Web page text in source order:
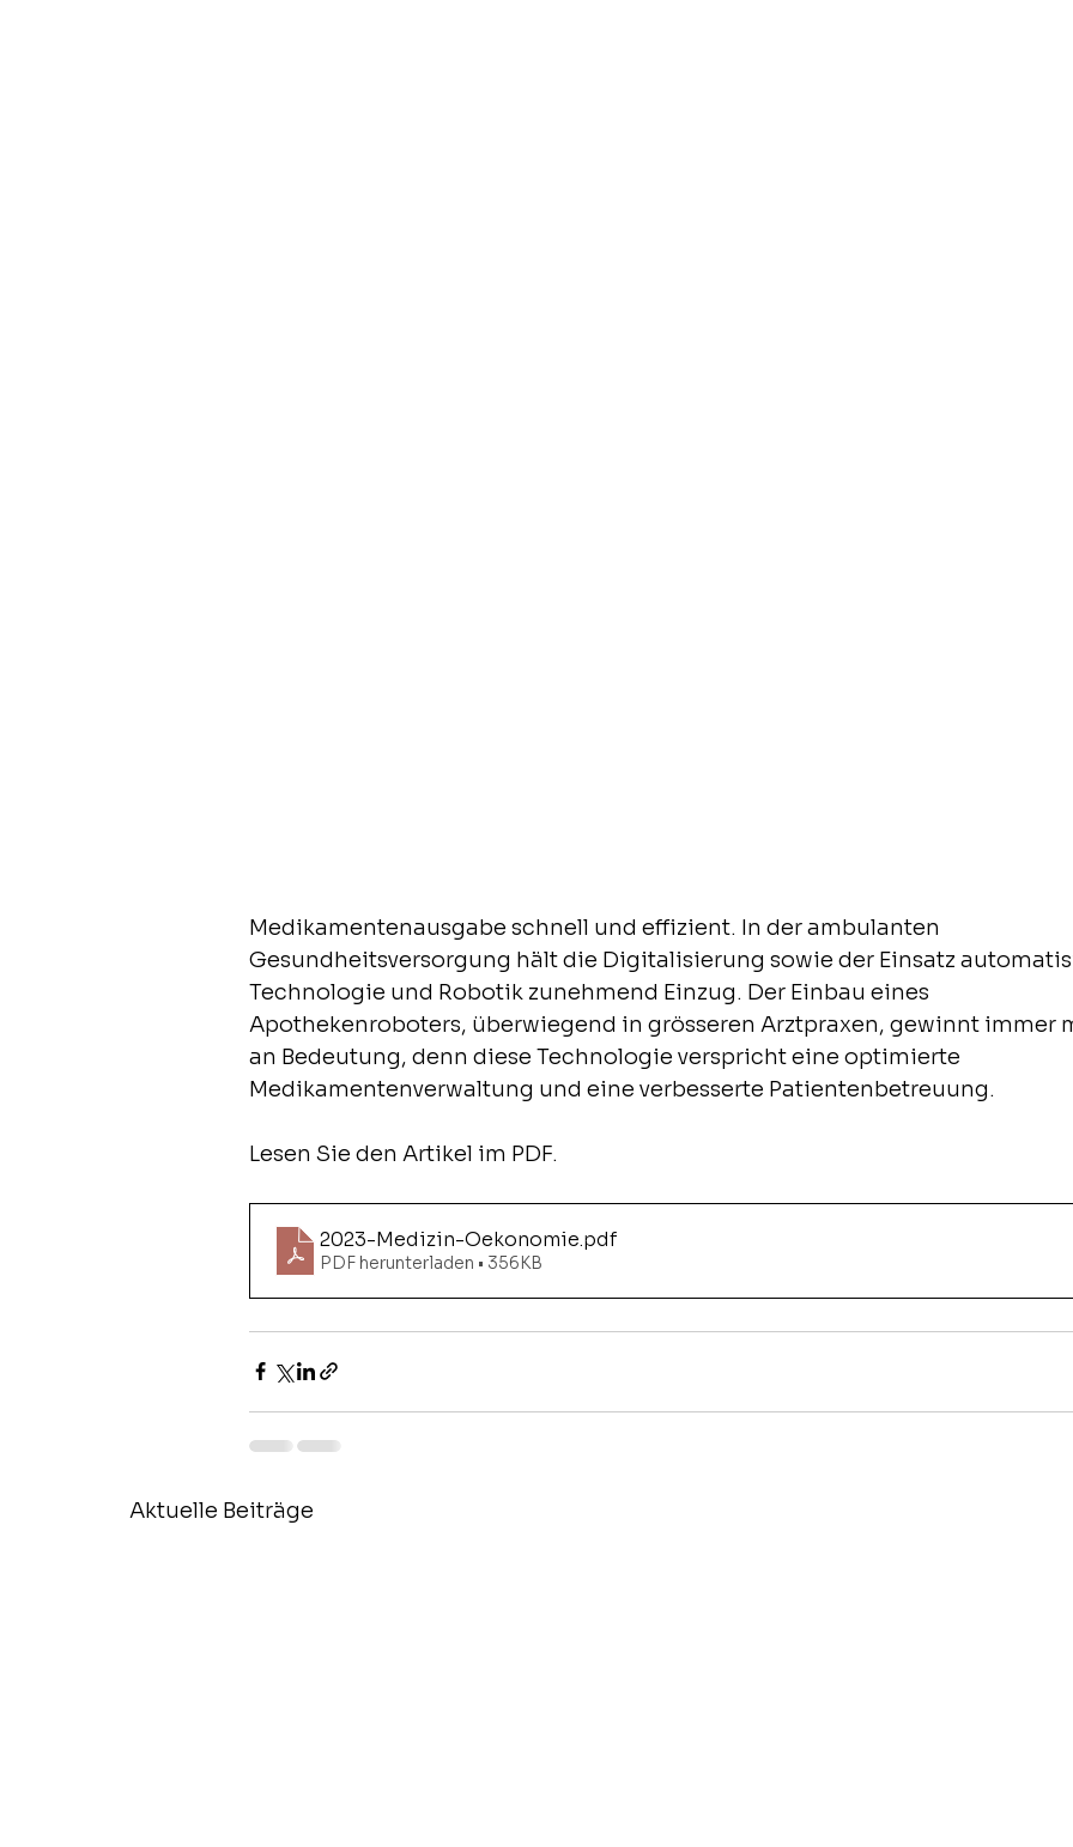
Medikamentenausgabe schnell und effizient. In der ambulanten
Gesundheitsversorgung hält die Digitalisierung sowie der Einsatz
Technologie und Robotik zunehmend Einzug. Der Einbau eines
Apothekenroboters, überwiegend in grösseren Arztpraxen, gewinnt immer
an Bedeutung, denn diese Technologie verspricht eine optimierte
Medikamentenverwaltung und eine verbesserte Patientenbetreuung.
Lesen Sie den Artikel im PDF.
2023-Medizin-Oekonomie.pdf
PDF herunterladen • 356KB
Aktuelle Beiträge